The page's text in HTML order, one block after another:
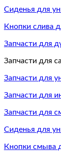
Сиденья для
Кнопки слива
Запчасти для
Запчасти для
Запчасти для
Запчасти для
Запчасти для
Сиденья для
Кнопки смыва